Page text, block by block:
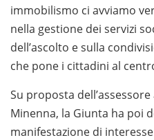
immobilismo ci avviamo
nella gestione dei servizi
dell’ascolto e sulla
che pone i cittadini al
Su proposta
Minenna, la Giunta ha poi
manifestazione di